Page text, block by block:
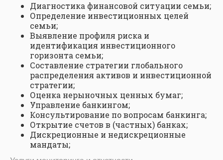
Диагностика финансовой ситуации семьи;
Определение инвестиционных целей
семьи;
Выявление профиля риска и
идентификация инвестиционного
горизонта семьи;
Составление стратегии глобального
распределения активов и инвестиционной
стратегии;
Оценка нерыночных ценных бумаг;
Управление банкингом;
Консультирование по вопросам банкинга;
Открытие счетов в (частных) банках;
Дискреционные и недискреционные
мандаты;